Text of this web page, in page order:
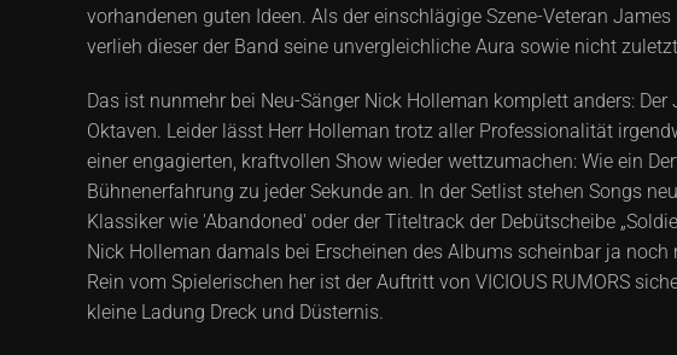
vorhandenen guten Ideen. Als der einschlägige Szene-Veteran
verlieh dieser der Band seine unvergleichliche Aura sowie nicht
Das ist nunmehr bei Neu-Sänger Nick Holleman komplett anders:
Oktaven. Leider lässt Herr Holleman trotz aller Professionalität
einer engagierten, kraftvollen Show wieder wettzumachen: Wie ein
Bühnenerfahrung zu jeder Sekunde an. In der Setlist stehen Songs
Klassiker wie 'Abandoned' oder der Titeltrack der Debütscheibe
Nick Holleman damals bei Erscheinen des Albums scheinbar ja
Rein vom Spielerischen her ist der Auftritt von VICIOUS RUMORS
kleine Ladung Dreck und Düsternis.